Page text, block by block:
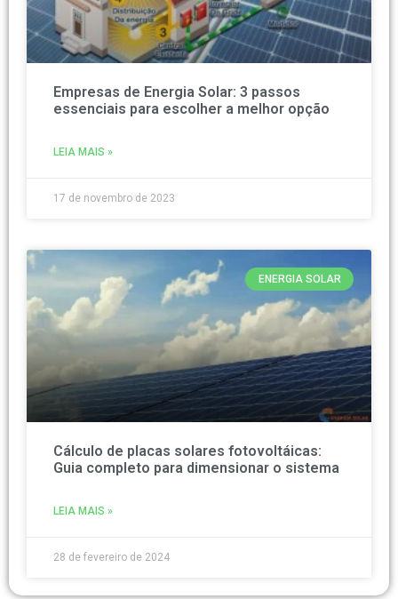
Empresas de Energia Solar: 3 passos
essenciais para escolher a melhor opção
LEIA MAIS »
17 de novembro de 2023
ENERGIA SOLAR
Cálculo de placas solares fotovoltáicas:
Guia completo para dimensionar o sistema
LEIA MAIS »
28 de fevereiro de 2024